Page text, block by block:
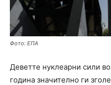
Фото: ЕПА
Деветте нуклеарни сили
година значително ги